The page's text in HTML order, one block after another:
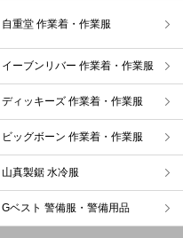
自重堂 作業着・作業服
イーブンリバー 作業着・作業服
ディッキーズ 作業着・作業服
ビッグボーン 作業着・作業服
山真製鋸 水冷服
Gベスト 警備服・警備用品